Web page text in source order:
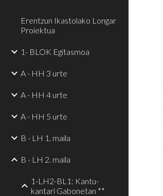
Erentzun Ikastolako Longar
Proiektua
1- BLOK Egitasmoa
A - HH 3 urte
A - HH 4 urte
A - HH 5 urte
B - LH 1. maila
B - LH 2. maila
1-LH2-BL1: Kantu-
kantari Gabonetan **